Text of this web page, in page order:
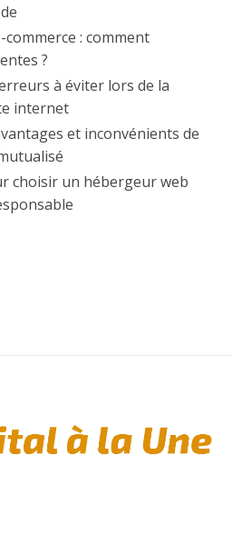
: comment
?
à éviter lors de la
internet
et inconvénients de
choisir un hébergeur web